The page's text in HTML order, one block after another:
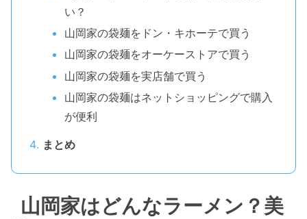
い？
山岡家の袋麺をドン・キホーテで買う
山岡家の袋麺をオーケーストアで買う
山岡家の袋麺を実店舗で買う
山岡家の袋麺はネットショッピングで購入
が便利
まとめ
山岡家はどんなラーメン？美